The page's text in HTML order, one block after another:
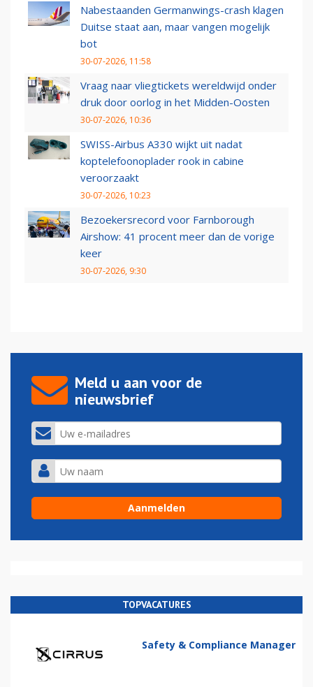
Nabestaanden Germanwings-crash klagen
Duitse staat aan, maar vangen mogelijk
bot
30-07-2026, 11:58
Vraag naar vliegtickets wereldwijd onder
druk door oorlog in het Midden-Oosten
30-07-2026, 10:36
SWISS-Airbus A330 wijkt uit nadat
koptelefoonoplader rook in cabine
veroorzaakt
30-07-2026, 10:23
Bezoekersrecord voor Farnborough
Airshow: 41 procent meer dan de vorige
keer
30-07-2026, 9:30
Meld u aan voor de
nieuwsbrief
TOPVACATURES
Safety & Compliance Manager